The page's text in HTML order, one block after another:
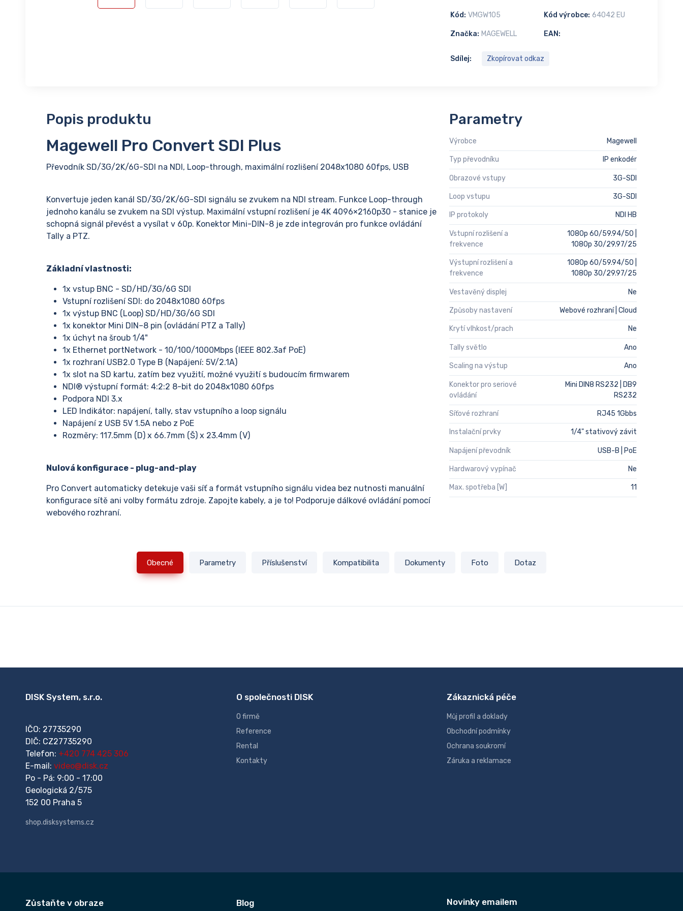
Kód: VMGW105 Kód výrobce: 64042 EU
EAN:
Značka: MAGEWELL
Sdílej: Zkopírovat odkaz
Popis produktu
Magewell Pro Convert SDI Plus
Převodník SD/3G/2K/6G-SDI na NDI, Loop-through, maximální rozlišení 2048x1080 60fps, USB
Konvertuje jeden kanál SD/3G/2K/6G-SDI signálu se zvukem na NDI stream. Funkce Loop-through
jednoho kanálu se zvukem na SDI výstup. Maximální vstupní rozlišení je 4K 4096×2160p30 - stanice je
schopná signál převést a vysílat v 60p. Konektor Mini-DIN-8 je zde integrován pro funkce ovládání
Tally a PTZ.
Základní vlastnosti:
1x vstup BNC - SD/HD/3G/6G SDI
Vstupní rozlišení SDI: do 2048x1080 60fps
1x výstup BNC (Loop) SD/HD/3G/6G SDI
1x konektor Mini DIN–8 pin (ovládání PTZ a Tally)
1x úchyt na šroub 1/4"
1x Ethernet portNetwork - 10/100/1000Mbps (IEEE 802.3af PoE)
1x rozhraní USB2.0 Type B (Napájení: 5V/2.1A)
1x slot na SD kartu, zatím bez využití, možné využití s budoucím firmwarem
NDI® výstupní formát: 4:2:2 8-bit do 2048x1080 60fps
Podpora NDI 3.x
LED Indikátor: napájení, tally, stav vstupního a loop signálu
Napájení z USB 5V 1.5A nebo z PoE
Rozměry: 117.5mm (D) x 66.7mm (Š) x 23.4mm (V)
Nulová konfigurace - plug-and-play
Pro Convert automaticky detekuje vaši síť a formát vstupního signálu videa bez nutnosti manuální
konfigurace sítě ani volby formátu zdroje. Zapojte kabely, a je to! Podporuje dálkové ovládání pomocí
webového rozhraní.
Parametry
Výrobce Magewell
Typ převodníku IP enkodér
Obrazové vstupy 3G-SDI
Loop vstupu 3G-SDI
IP protokoly NDI HB
Vstupní rozlišení a
frekvence
1080p 60/59.94/50 |
1080p 30/29.97/25
Výstupní rozlišení a
frekvence
1080p 60/59.94/50 |
1080p 30/29.97/25
Vestavěný displej Ne
Způsoby nastavení Webové rozhraní | Cloud
Krytí vlhkost/prach Ne
Tally světlo Ano
Scaling na výstup Ano
Konektor pro seriové
ovládání
Mini DIN8 RS232 | DB9
RS232
Síťové rozhraní RJ45 1Gbbs
Instalační prvky 1/4" stativový závit
Napájení převodník USB-B | PoE
Hardwarový vypínač Ne
Max. spotřeba [W] 11
Obecné Parametry Příslušenství Kompatibilita Dokumenty Foto Dotaz
DISK System, s.r.o.
IČO: 27735290
DIČ: CZ27735290
Telefon: +420 774 425 306
E-mail: video@disk.cz
Po - Pá: 9:00 - 17:00
Geologická 2/575
152 00 Praha 5
shop.disksystems.cz
O společnosti DISK
O firmě
Reference
Rental
Kontakty
Zákaznická péče
Můj profil a doklady
Obchodní podmínky
Ochrana soukromí
Záruka a reklamace
Zůstaňte v obraze Blog Novinky emailem